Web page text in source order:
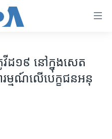
កូវីដ​១៩​ នៅ​ក្នុងសេត
ារម្មណ៍​លើ​បេក្ខជន​អនុ​